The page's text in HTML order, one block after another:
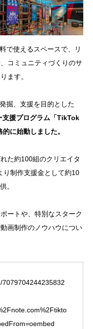
で使えるスペースで、リ
コミュニティづくりのサ
ます。
掘、支援を目的とした
援プログラム「TikTok
に始動しました。
た約100組のクリエイタ
り制作支援金として約10
。
ートや、特別なスターク
画制作のノウハウについ
7079704244235832